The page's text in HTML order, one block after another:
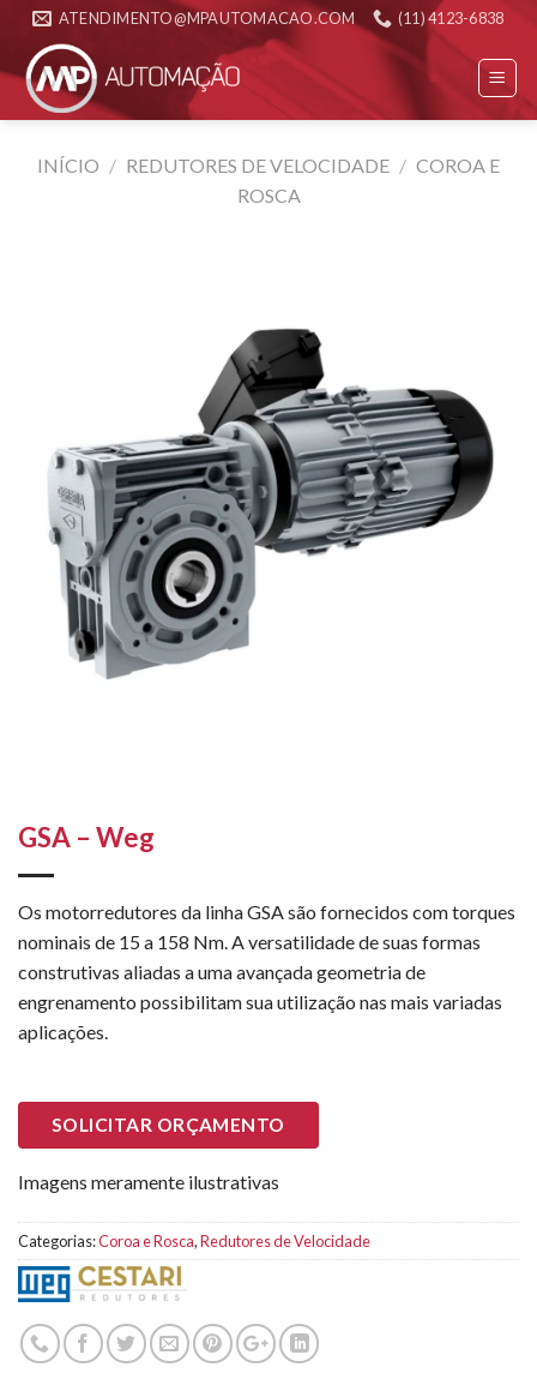
Skip
content
ATENDIMENTO@MPAUTOMACAO.COM (11) 4123-6838
INÍCIO / REDUTORES DE VELOCIDADE / COROA E
ROSCA
GSA – Weg
Os motorredutores da linha GSA são fornecidos com torques
nominais de 15 a 158 Nm. A versatilidade de suas formas
construtivas aliadas a uma avançada geometria de
engrenamento possibilitam sua utilização nas mais variadas
aplicações.
SOLICITAR ORÇAMENTO
Imagens meramente ilustrativas
Categorias:Coroa e Rosca,Redutores de Velocidade